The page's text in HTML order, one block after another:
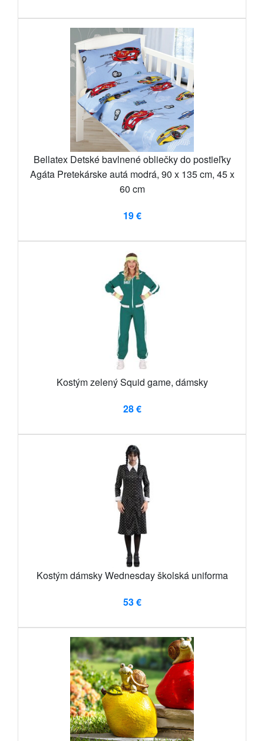
Bellatex Detské bavlnené obliečky do postieľky
Agáta Pretekárske autá modrá, 90 x 135 cm, 45 x
60 cm
19 €
Kostým zelený Squid game, dámsky
28 €
Kostým dámsky Wednesday školská uniforma
53 €